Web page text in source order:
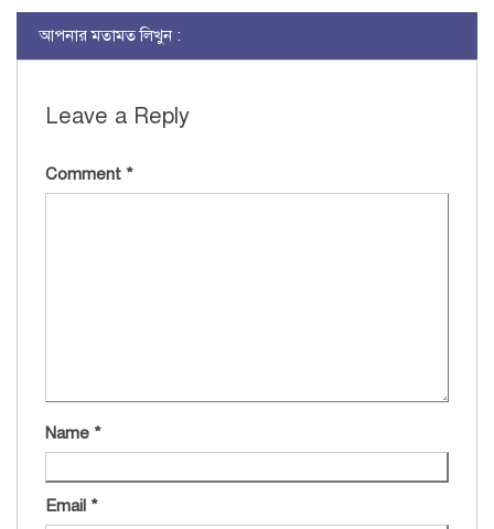
আপনার মতামত লিখুন :
Leave a Reply
Comment *
Name *
Email *